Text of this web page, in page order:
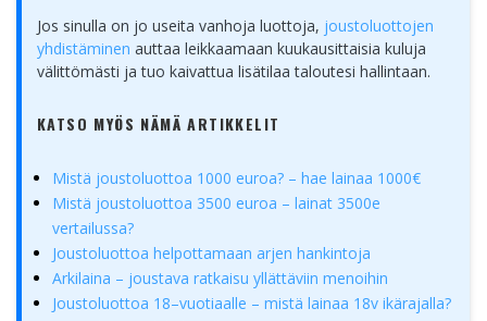
Jos sinulla on jo useita vanhoja luottoja, joustoluottojen
yhdistäminen auttaa leikkaamaan kuukausittaisia kuluja
välittömästi ja tuo kaivattua lisätilaa taloutesi hallintaan.
KATSO MYÖS NÄMÄ ARTIKKELIT
Mistä joustoluottoa 1000 euroa? – hae lainaa 1000€
Mistä joustoluottoa 3500 euroa – lainat 3500e
vertailussa?
Joustoluottoa helpottamaan arjen hankintoja
Arkilaina – joustava ratkaisu yllättäviin menoihin
Joustoluottoa 18–vuotiaalle – mistä lainaa 18v ikärajalla?